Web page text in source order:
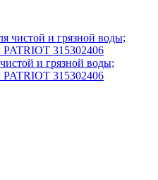
и грязной воды;
PATRIOT 315302406